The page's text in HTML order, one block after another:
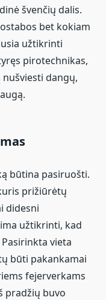
švenčių dalis.
bet kokiam
užtikrinti
pirotechnikas,
dangų,
būtina pasiruošti.
prižiūrėtų
didesni
užtikrinti, kad
vieta
būti pakankamai
fejerverkams
pradžių buvo